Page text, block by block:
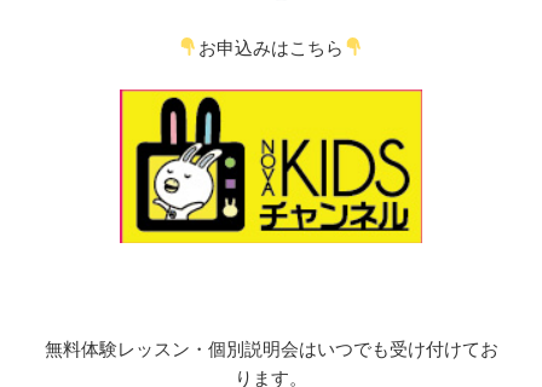
お申込みはこちら
無料体験レッスン・個別説明会はいつでも受け付けてお
ります。